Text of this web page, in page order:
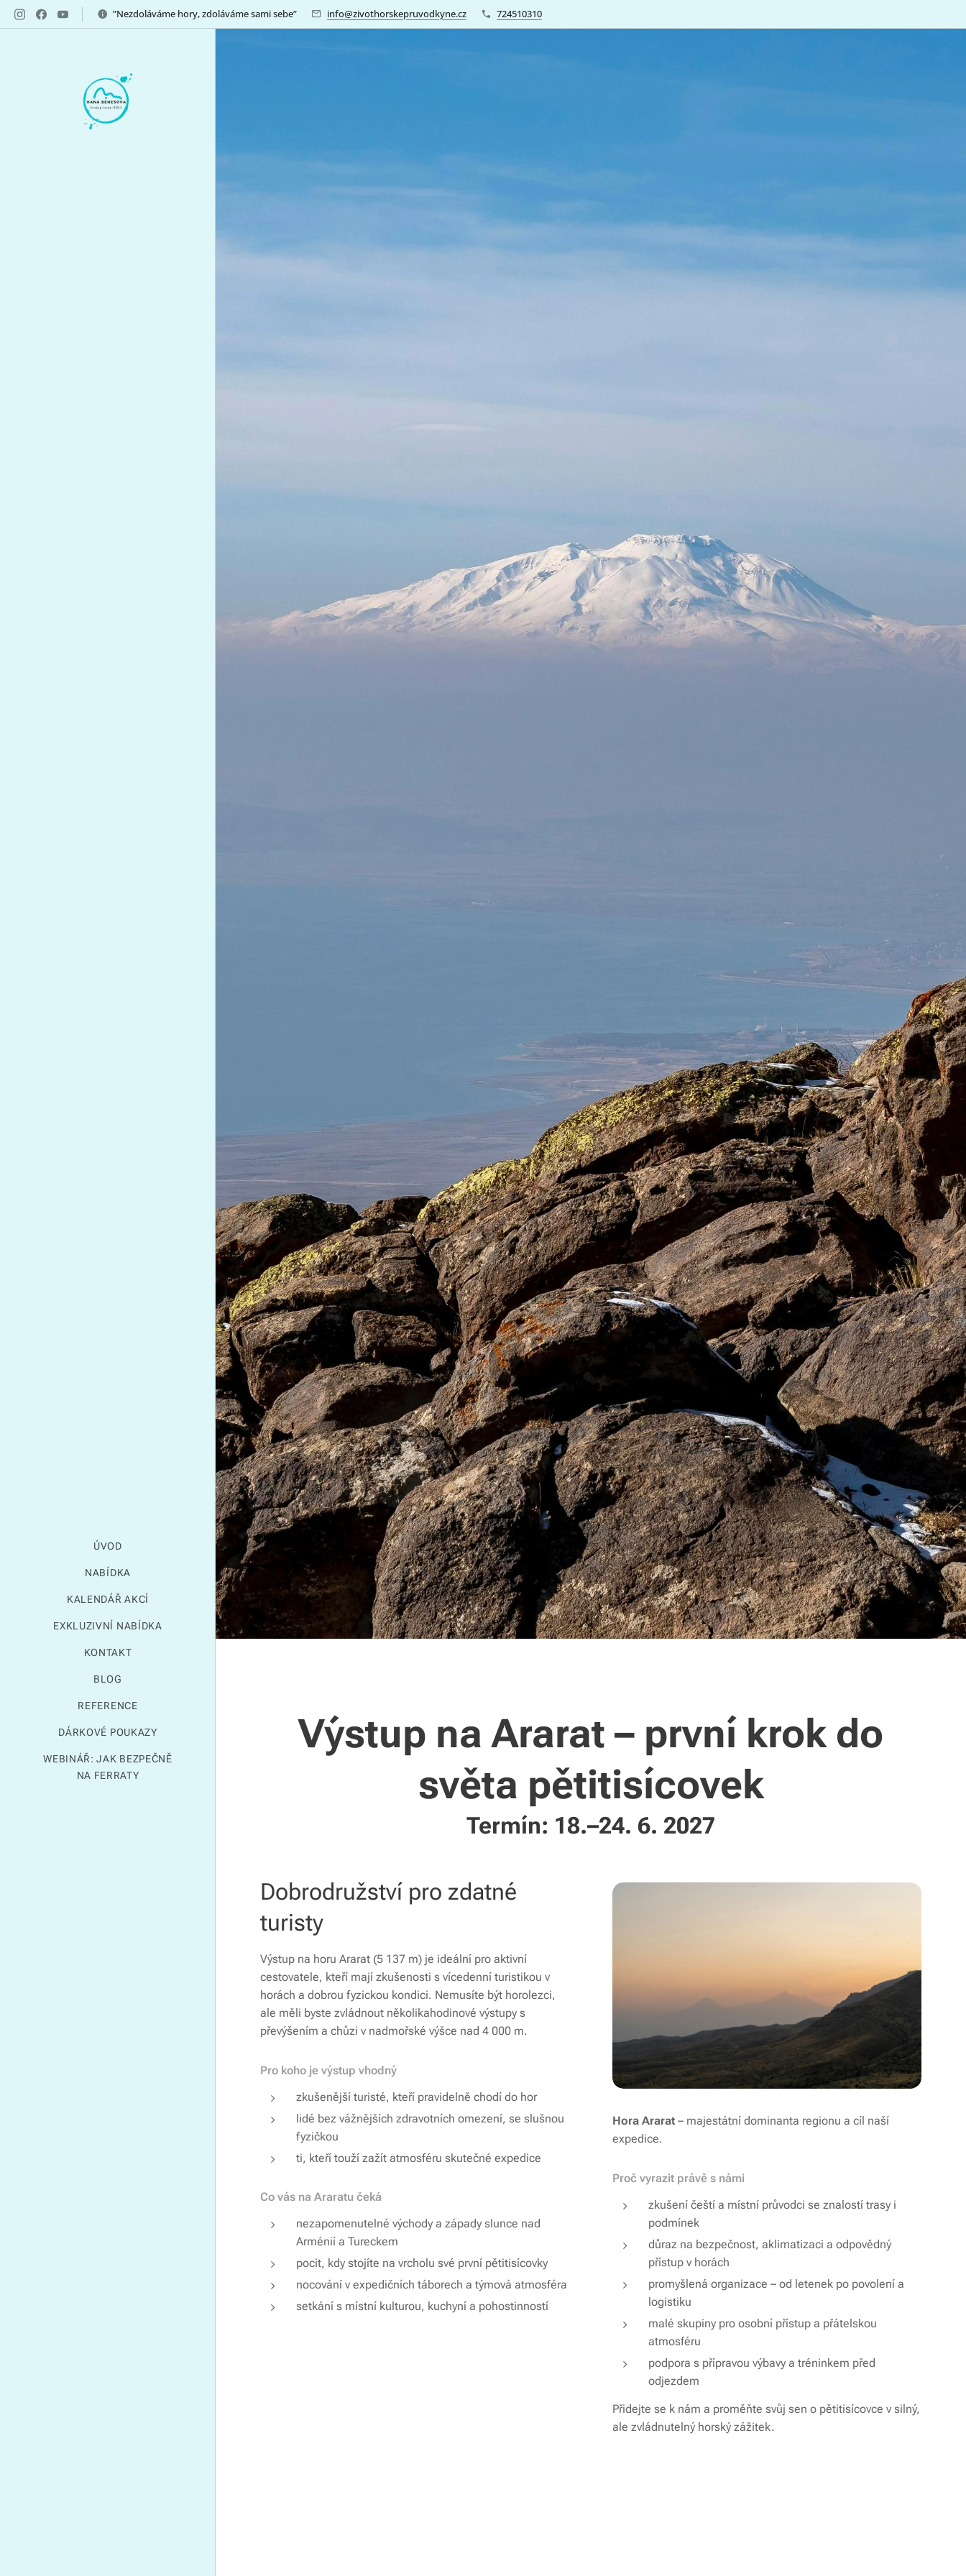
”Nezdoláváme hory, zdoláváme sami sebe” info@zivothorskepruvodkyne.cz 724510310
ÚVOD
NABÍDKA
KALENDÁŘ AKCÍ
EXKLUZIVNÍ NABÍDKA
KONTAKT
BLOG
REFERENCE
DÁRKOVÉ POUKAZY
WEBINÁŘ: JAK BEZPEČNĚ
NA FERRATY
Výstup na Ararat – první krok do
světa pětitisícovek
Termín: 18.–24. 6. 2027
Dobrodružství pro zdatné
turisty
Výstup na horu Ararat (5 137 m) je ideální pro aktivní
cestovatele, kteří mají zkušenosti s vícedenní turistikou v
horách a dobrou fyzickou kondici. Nemusíte být horolezci,
ale měli byste zvládnout několikahodinové výstupy s
převýšením a chůzi v nadmořské výšce nad 4 000 m.
Pro koho je výstup vhodný
zkušenější turisté, kteří pravidelně chodí do hor
lidé bez vážnějších zdravotních omezení, se slušnou
fyzičkou
ti, kteří touží zažít atmosféru skutečné expedice
Co vás na Araratu čeká
nezapomenutelné východy a západy slunce nad
Arménií a Tureckem
pocit, kdy stojíte na vrcholu své první pětitisícovky
nocování v expedičních táborech a týmová atmosféra
setkání s místní kulturou, kuchyní a pohostinností
Hora Ararat – majestátní dominanta regionu a cíl naší
expedice.
Proč vyrazit právě s námi
zkušení čeští a místní průvodci se znalostí trasy i
podmínek
důraz na bezpečnost, aklimatizaci a odpovědný
přístup v horách
promyšlená organizace – od letenek po povolení a
logistiku
malé skupiny pro osobní přístup a přátelskou
atmosféru
podpora s přípravou výbavy a tréninkem před
odjezdem
Přidejte se k nám a proměňte svůj sen o pětitisícovce v silný,
ale zvládnutelný horský zážitek.